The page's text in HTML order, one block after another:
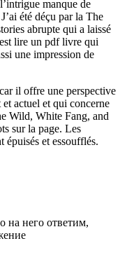
manque de
été déçu par la The
abrupte qui a laissé
lire un pdf livre qui
une impression de
il offre une perspective
actuel et qui concerne
Wild, White Fang, and
sur la page. Les
épuisés et essoufflés.
него ответим,